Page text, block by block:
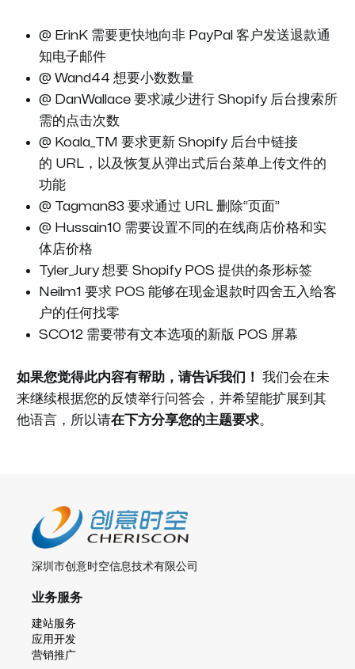
@ ErinK 需要更快地向非 PayPal 客户发送退款通
知电子邮件
@ Wand44 想要小数数量
@ DanWallace 要求减少进行 Shopify 后台搜索所
需的点击次数
@ Koala_TM 要求更新 Shopify 后台中链接
的 URL，以及恢复从弹出式后台菜单上传文件的
功能
@ Tagman83 要求通过 URL 删除“页面”
@ Hussain10 需要设置不同的在线商店价格和实
体店价格
Tyler_Jury 想要 Shopify POS 提供的条形标签
Neilm1 要求 POS 能够在现金退款时四舍五入给客
户的任何找零
SCO12 需要带有文本选项的新版 POS 屏幕
如果您觉得此内容有帮助，请告诉我们！
我们会在未
来继续根据您的反馈举行问答会，并希望能扩展到其
他语言，所以请在下方分享您的主题要求。
深圳市创意时空信息技术有限公司
业务服务
建站服务
应用开发
营销推广